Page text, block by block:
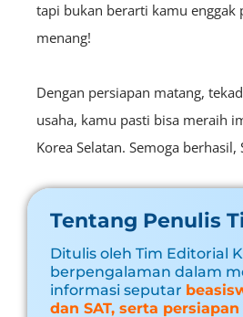
tapi bukan berarti kamu enggak
menang!
Dengan persiapan matang,
usaha, kamu pasti bisa meraih
Korea Selatan. Semoga berhasil,
Tentang Penulis
Ditulis oleh Tim Editorial
berpengalaman dalam
informasi seputar
dan SAT, serta